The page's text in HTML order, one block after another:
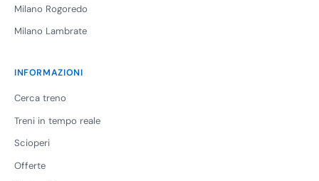
Milano Rogoredo
Milano Lambrate
INFORMAZIONI
Cerca treno
Treni in tempo reale
Scioperi
Offerte